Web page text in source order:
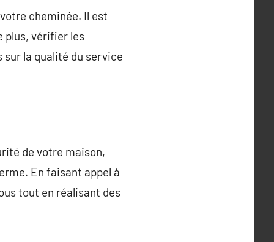
cheminée. Il est
plus, vérifier les
la qualité du service
de votre maison,
En faisant appel à
tout en réalisant des